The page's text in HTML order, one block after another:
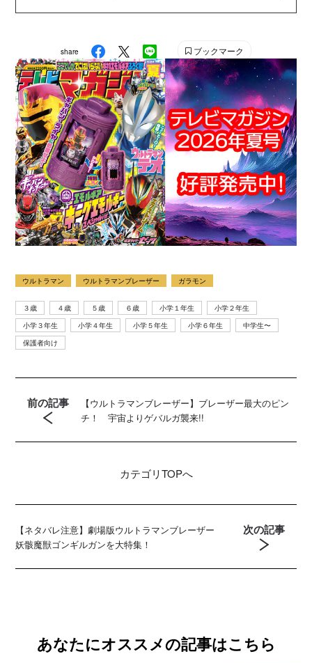
雑誌です。 【SNS】 X（旧Twitter）：@tele_maga
Instagram：＠tele_maga
share ブックマーク
ウルトラマン ウルトラマンブレーザー ガラモン
３歳 ４歳 ５歳 ６歳 小学１年生
小学２年生
小学３年生
小学４年生 小学５年生 小学６年生
中学生〜
保護者向け
前の記事
【ウルトラマンブレーザー】ブレーザー最大のピン
チ！ 宇宙よりゲバルガ襲来!!
カテゴリTOPへ
【ネタバレ注意】劇場版ウルトラマンブレーザー
妖骸魔獣ゴンギルガンを大特集！
次の記事
あなたにオススメの記事はこちら